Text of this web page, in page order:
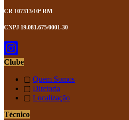
CR 107313/10ª RM
CNPJ 19.081.675/0001-30
Clube
▢ Quem Somos
▢ Diretoria
▢ Localização
Técnico